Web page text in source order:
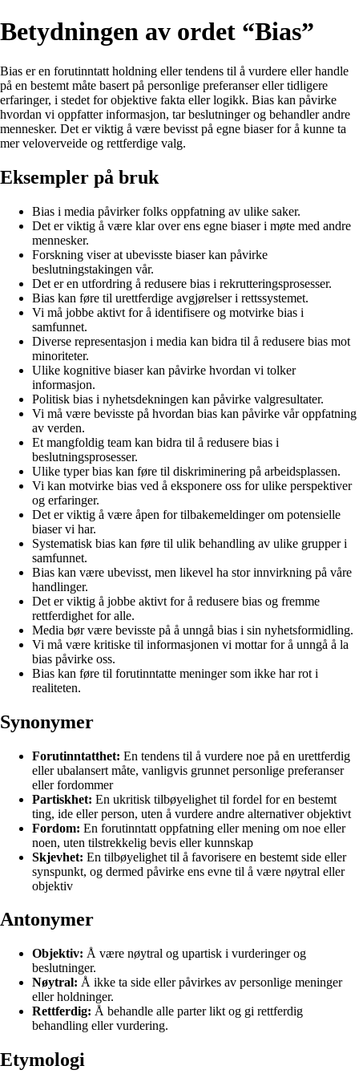
Betydningen av ordet “Bias”
Bias er en forutinntatt holdning eller tendens til å vurdere eller handle
på en bestemt måte basert på personlige preferanser eller tidligere
erfaringer, i stedet for objektive fakta eller logikk. Bias kan påvirke
hvordan vi oppfatter informasjon, tar beslutninger og behandler andre
mennesker. Det er viktig å være bevisst på egne biaser for å kunne ta
mer veloverveide og rettferdige valg.
Eksempler på bruk
Bias i media påvirker folks oppfatning av ulike saker.
Det er viktig å være klar over ens egne biaser i møte med andre
mennesker.
Forskning viser at ubevisste biaser kan påvirke
beslutningstakingen vår.
Det er en utfordring å redusere bias i rekrutteringsprosesser.
Bias kan føre til urettferdige avgjørelser i rettssystemet.
Vi må jobbe aktivt for å identifisere og motvirke bias i
samfunnet.
Diverse representasjon i media kan bidra til å redusere bias mot
minoriteter.
Ulike kognitive biaser kan påvirke hvordan vi tolker
informasjon.
Politisk bias i nyhetsdekningen kan påvirke valgresultater.
Vi må være bevisste på hvordan bias kan påvirke vår oppfatning
av verden.
Et mangfoldig team kan bidra til å redusere bias i
beslutningsprosesser.
Ulike typer bias kan føre til diskriminering på arbeidsplassen.
Vi kan motvirke bias ved å eksponere oss for ulike perspektiver
og erfaringer.
Det er viktig å være åpen for tilbakemeldinger om potensielle
biaser vi har.
Systematisk bias kan føre til ulik behandling av ulike grupper i
samfunnet.
Bias kan være ubevisst, men likevel ha stor innvirkning på våre
handlinger.
Det er viktig å jobbe aktivt for å redusere bias og fremme
rettferdighet for alle.
Media bør være bevisste på å unngå bias i sin nyhetsformidling.
Vi må være kritiske til informasjonen vi mottar for å unngå å la
bias påvirke oss.
Bias kan føre til forutinntatte meninger som ikke har rot i
realiteten.
Synonymer
Forutinntatthet: En tendens til å vurdere noe på en urettferdig
eller ubalansert måte, vanligvis grunnet personlige preferanser
eller fordommer
Partiskhet: En ukritisk tilbøyelighet til fordel for en bestemt
ting, ide eller person, uten å vurdere andre alternativer objektivt
Fordom: En forutinntatt oppfatning eller mening om noe eller
noen, uten tilstrekkelig bevis eller kunnskap
Skjevhet: En tilbøyelighet til å favorisere en bestemt side eller
synspunkt, og dermed påvirke ens evne til å være nøytral eller
objektiv
Antonymer
Objektiv: Å være nøytral og upartisk i vurderinger og
beslutninger.
Nøytral: Å ikke ta side eller påvirkes av personlige meninger
eller holdninger.
Rettferdig: Å behandle alle parter likt og gi rettferdig
behandling eller vurdering.
Etymologi